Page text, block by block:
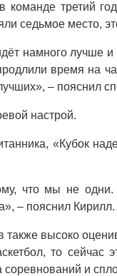
команде третий
седьмое место,
намного лучше
время на
– пояснил
настрой.
«Кубок
что мы не
– пояснил Кирилл.
высоко
то сейчас
и